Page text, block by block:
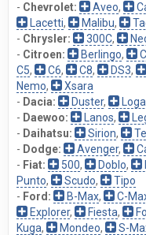
- Chevrolet: Aveo,
Lacetti, Malibu,
- Chrysler: 300C,
- Citroen: Berlingo,
C5, C6, C8, DS3,
Nemo,
Xsara
- Dacia: Duster,
- Daewoo: Lanos,
- Daihatsu: Sirion,
- Dodge: Avenger,
- Fiat: 500, Doblo,
Punto, Scudo,
Tipo
- Ford: B-Max, C-
Explorer, Fiesta,
Kuga, Mondeo, S-